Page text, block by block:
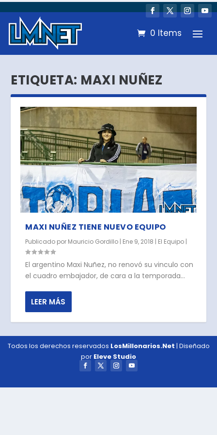
0 Items
ETIQUETA: MAXI NUÑEZ
MAXI NUÑEZ TIENE NUEVO EQUIPO
Publicado por Mauricio Gordillo | Ene 9, 2018 | El Equipo |
El argentino Maxi Nuñez, no renovó su vinculo con
el cuadro embajador, de cara a la temporada...
LEER MÁS
Todos los derechos reservados LosMillonarios.Net | Diseñado
por Eleve Studio